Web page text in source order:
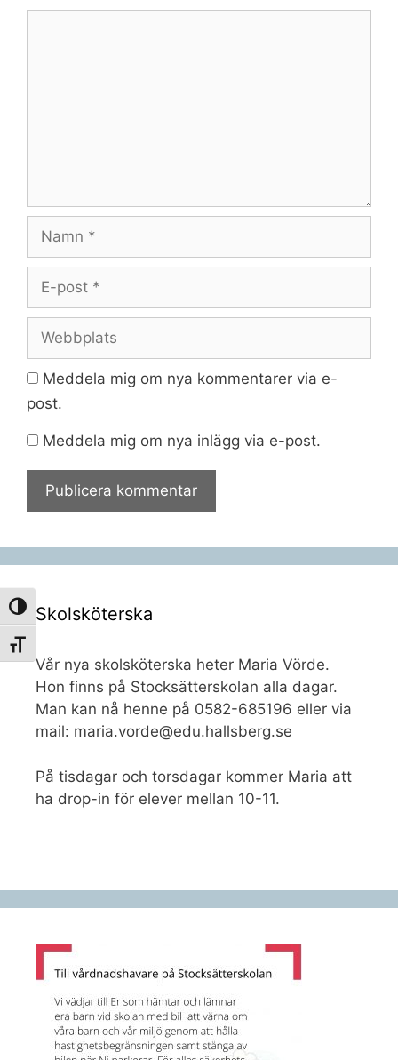
Slå på/av hög kontrast
Slå på/av textstorlek
Namn
Webbplats
Meddela mig om nya kommentarer via e-
post.
Meddela mig om nya inlägg via e-post.
Skolsköterska
Vår nya skolsköterska heter Maria Vörde.
Hon finns på Stocksätterskolan alla dagar.
Man kan nå henne på 0582-685196 eller via
mail: maria.vorde@edu.hallsberg.se
På tisdagar och torsdagar kommer Maria att
ha drop-in för elever mellan 10-11.